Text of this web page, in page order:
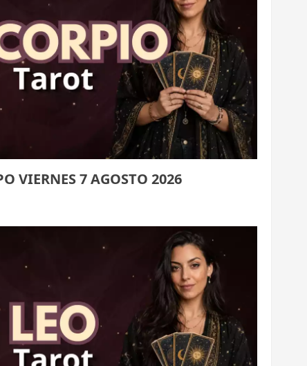
VIERNES 7 AGOSTO 2026